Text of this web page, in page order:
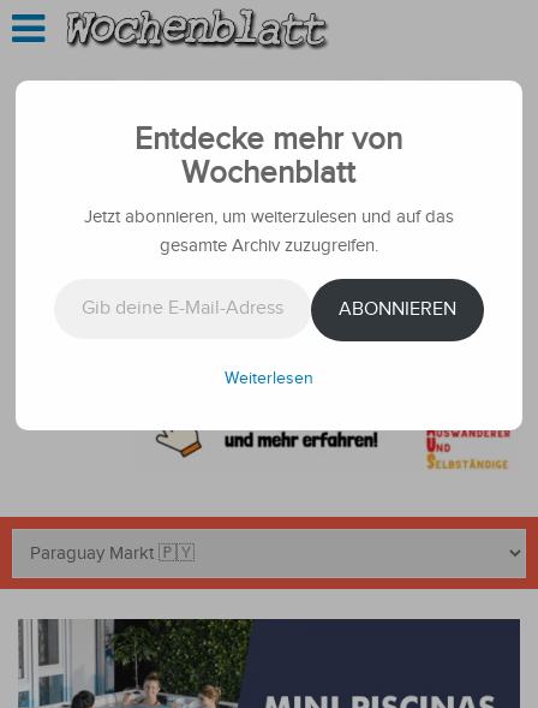
Entdecke mehr von
Wochenblatt
Jetzt abonnieren, um weiterzulesen und auf das
gesamte Archiv zuzugreifen.
ABONNIEREN
Weiterlesen